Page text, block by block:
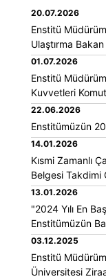
20.07.2026
Enstitü
Ulaştırma
etti.
01.07.2026
Enstitü
Kuvvetleri
etti.
22.06.2026
Enstitümüzün
14.01.2026
Kısmi Zamanlı
Belgesi Takdimi
13.01.2026
"2024 Yılı En
Enstitümüzün
03.12.2025
Enstitü
Üniversitesi